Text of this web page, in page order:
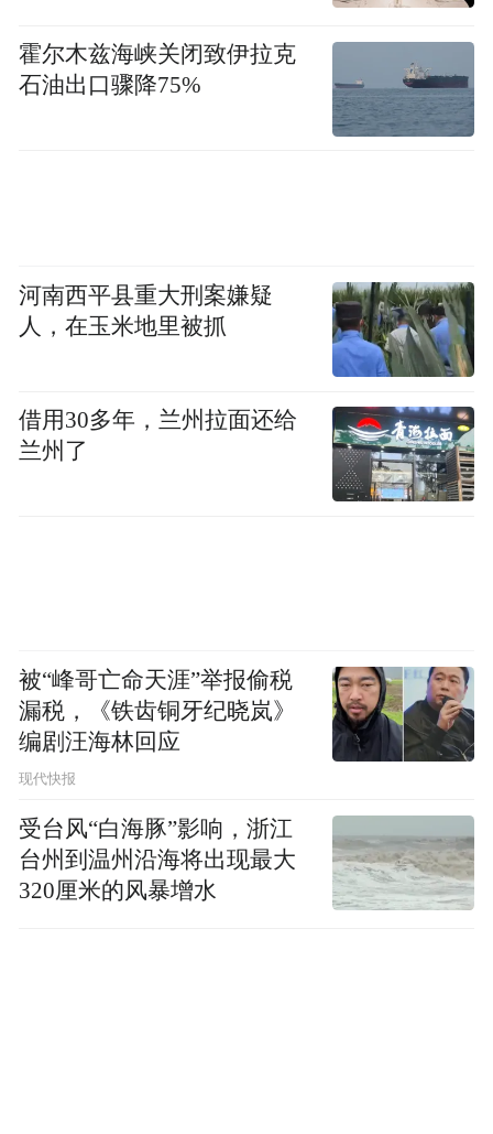
霍尔木兹海峡关闭致伊拉克
石油出口骤降75%
河南西平县重大刑案嫌疑
人，在玉米地里被抓
借用30多年，兰州拉面还给
兰州了
被“峰哥亡命天涯”举报偷税
漏税，《铁齿铜牙纪晓岚》
编剧汪海林回应
现代快报
受台风“白海豚”影响，浙江
台州到温州沿海将出现最大
320厘米的风暴增水